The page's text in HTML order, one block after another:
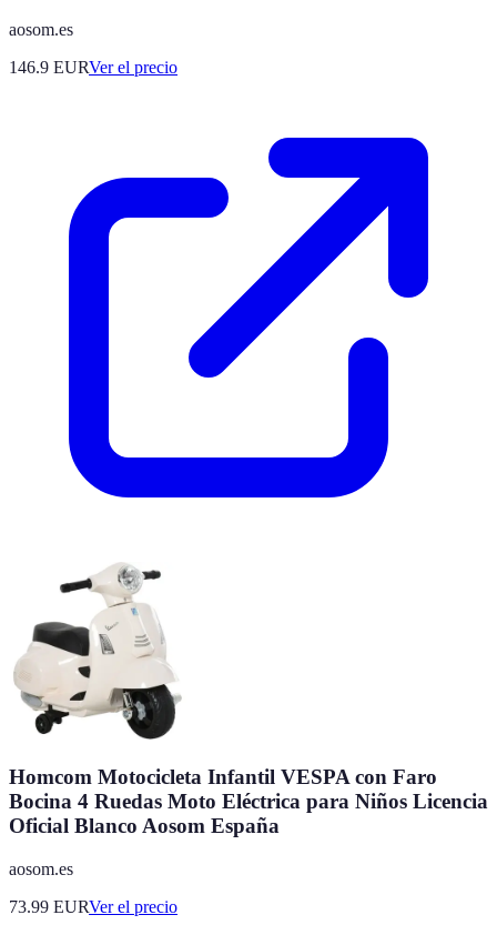
aosom.es
146.9 EURVer el precio
Homcom Motocicleta Infantil VESPA con Faro
Bocina 4 Ruedas Moto Eléctrica para Niños Licencia
Oficial Blanco Aosom España
aosom.es
73.99 EURVer el precio